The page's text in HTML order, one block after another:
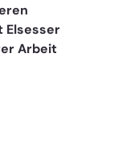
Elsesser
Arbeit